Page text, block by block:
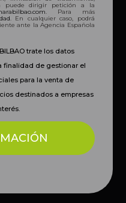
puede dirigir petición a la
. Para más
. En cualquier caso, podrá
ante la Agencia Española
trate los datos
finalidad de gestionar el
para la venta de
destinados a empresas